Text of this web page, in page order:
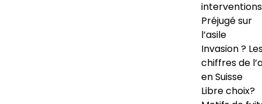
interventions
Préjugé sur
l’asile
Invasion ?
chiffres de
en Suisse
Libre choix?